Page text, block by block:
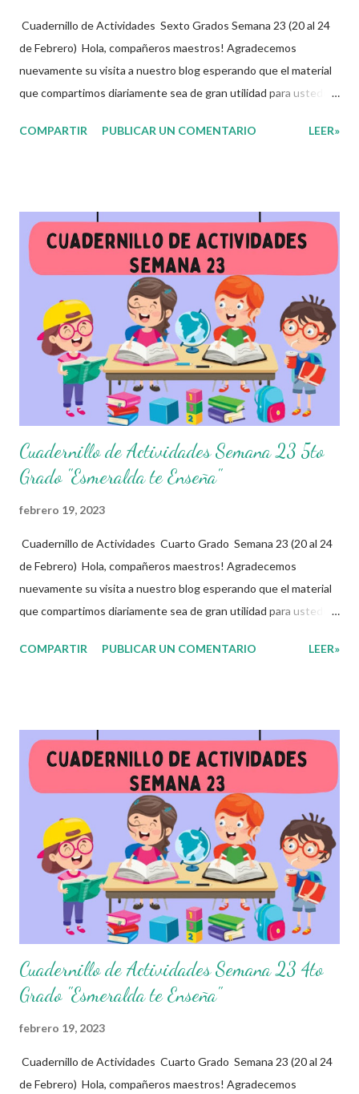
Cuadernillo de Actividades Sexto Grados Semana 23 (20 al 24
de Febrero) Hola, compañeros maestros! Agradecemos
nuevamente su visita a nuestro blog esperando que el material
que compartimos diariamente sea de gran utilidad para ustedes
cuadernillo de actividades de la semana 23 donde encontrarán
semana. Esperando que este material sea de gran utilidad para
fortalecer los procesos de enseñanza y aprendizaje para que los
alumnos alcacen los niveles de logro educativo. Agradecemos a
los creadores de estos increibles archivos ya que gracias a su
dedicacion y trabajo podemos gozar de estas planeaciones
didacticas, recuerden que nosotros solo los compartimos con
fines educativos, didácticos e informativos.😊 Obtén
documento completo aquí ?...
COMPARTIR PUBLICAR UN COMENTARIO LEER»
Cuadernillo de Actividades Semana 23 5to
Grado "Esmeralda te Enseña"
febrero 19, 2023
Cuadernillo de Actividades Cuarto Grado Semana 23 (20 al 24
de Febrero) Hola, compañeros maestros! Agradecemos
nuevamente su visita a nuestro blog esperando que el material
que compartimos diariamente sea de gran utilidad para ustedes
cuadernillo de actividades de la semana 23 donde encontrarán
semana. Esperando que este material sea de gran utilidad para
fortalecer los procesos de enseñanza y aprendizaje para que los
alumnos alcacen los niveles de logro educativo. Agradecemos a
los creadores de estos increibles archivos ya que gracias a su
dedicacion y trabajo podemos gozar de estas planeaciones
didacticas, recuerden que nosotros solo los compartimos con
fines educativos, didácticos e informativos.😊 Obtén
documento completo ...
COMPARTIR PUBLICAR UN COMENTARIO LEER»
Cuadernillo de Actividades Semana 23 4to
Grado "Esmeralda te Enseña"
febrero 19, 2023
Cuadernillo de Actividades Cuarto Grado Semana 23 (20 al 24
de Febrero) Hola, compañeros maestros! Agradecemos